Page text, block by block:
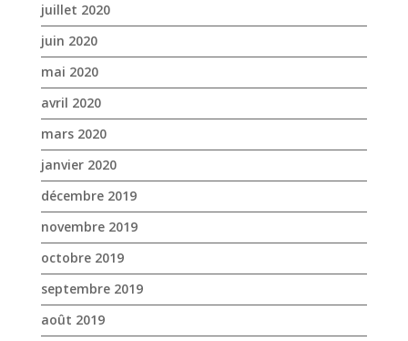
juillet 2020
juin 2020
mai 2020
avril 2020
mars 2020
janvier 2020
décembre 2019
novembre 2019
octobre 2019
septembre 2019
août 2019